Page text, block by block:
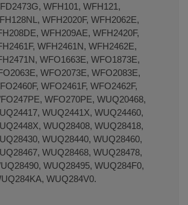
WFH101, WFH121,
WFH2020F, WFH2062E,
WFH209AE, WFH2420F,
WFH2461N, WFH2462E,
WFO1663E, WFO1873E,
WFO2073E, WFO2083E,
WFO2461F, WFO2462F,
WFO270PE, WUQ20468,
WUQ2441X, WUQ24460,
WUQ28408, WUQ28418,
WUQ28440, WUQ28460,
WUQ28468, WUQ28478,
WUQ28495, WUQ284F0,
WUQ284V0.